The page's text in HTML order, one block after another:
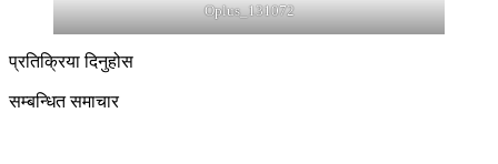
Oplus_131072
प्रतिक्रिया दिनुहोस
सम्बन्धित समाचार